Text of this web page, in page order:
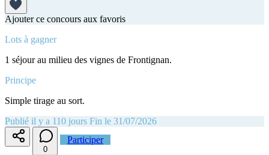
Ajouter ce concours aux favoris
Lots à gagner
1 séjour au milieu des vignes de Frontignan.
Principe
Simple tirage au sort.
Publié il y a 110 jours Fin le 31/07/2026
0
Participer